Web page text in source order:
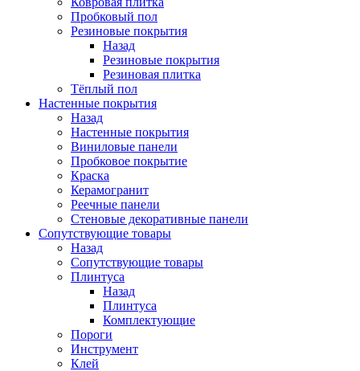
Пробковый пол
Резиновые покрытия
Назад
Резиновые покрытия
Резиновая плитка
Тёплый пол
Настенные покрытия
Назад
Настенные покрытия
Виниловые панели
Пробковое покрытие
Краска
Керамогранит
Реечные панели
Стеновые декоративные панели
Сопутствующие товары
Назад
Сопутствующие товары
Плинтуса
Назад
Плинтуса
Комплектующие
Пороги
Инструмент
Клей